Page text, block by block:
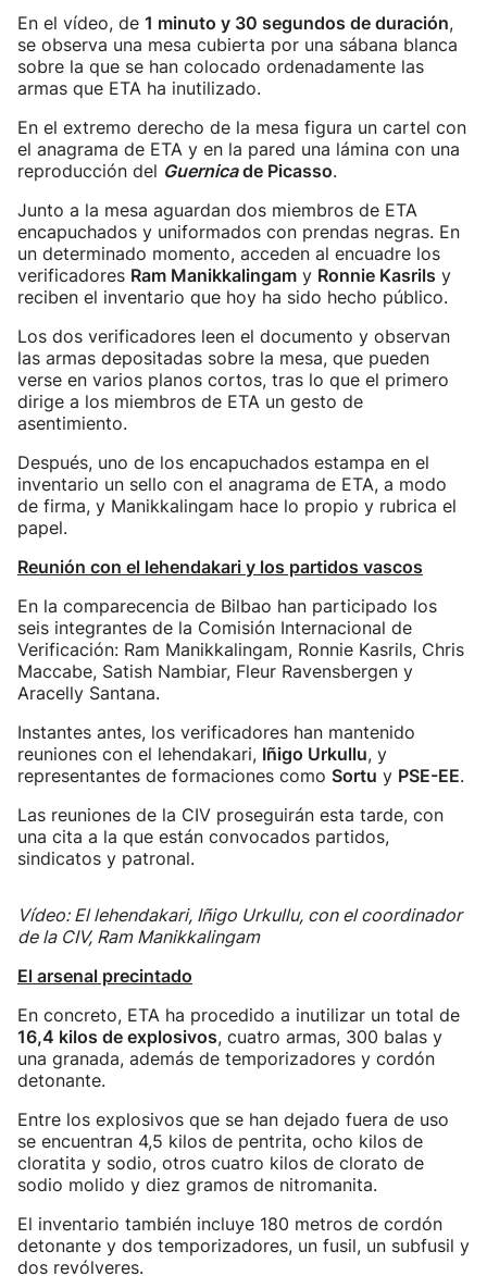
En el vídeo, de 1 minuto y 30 segundos de duración,
se observa una mesa cubierta por una sábana blanca
sobre la que se han colocado ordenadamente las
armas que ETA ha inutilizado.
En el extremo derecho de la mesa figura un cartel con
el anagrama de ETA y en la pared una lámina con una
reproducción del Guernicade Picasso.
Junto a la mesa aguardan dos miembros de ETA
encapuchados y uniformados con prendas negras. En
un determinado momento, acceden al encuadre los
verificadores Ram Manikkalingam y Ronnie Kasrils y
reciben el inventario que hoy ha sido hecho público.
Los dos verificadores leen el documento y observan
las armas depositadas sobre la mesa, que pueden
verse en varios planos cortos, tras lo que el primero
dirige a los miembros de ETA un gesto de
asentimiento.
Después, uno de los encapuchados estampa en el
inventario un sello con el anagrama de ETA, a modo
de firma, y Manikkalingam hace lo propio y rubrica el
papel.
Reunión con el lehendakari y los partidos vascos
En la comparecencia de Bilbao han participado los
seis integrantes de la Comisión Internacional de
Verificación: Ram Manikkalingam, Ronnie Kasrils, Chris
Maccabe, Satish Nambiar, Fleur Ravensbergen y
Aracelly Santana.
Instantes antes, los verificadores han mantenido
reuniones con el lehendakari, Iñigo Urkullu, y
representantes de formaciones como Sortu y PSE-EE.
Las reuniones de la CIV proseguirán esta tarde, con
una cita a la que están convocados partidos,
sindicatos y patronal.
Vídeo: El lehendakari, Iñigo Urkullu, con el coordinador
de la CIV, Ram Manikkalingam
El arsenal precintado
En concreto, ETA ha procedido a inutilizar un total de
16,4 kilos de explosivos, cuatro armas, 300 balas y
una granada, además de temporizadores y cordón
detonante.
Entre los explosivos que se han dejado fuera de uso
se encuentran 4,5 kilos de pentrita, ocho kilos de
cloratita y sodio, otros cuatro kilos de clorato de
sodio molido y diez gramos de nitromanita.
El inventario también incluye 180 metros de cordón
detonante y dos temporizadores, un fusil, un subfusil y
dos revólveres.